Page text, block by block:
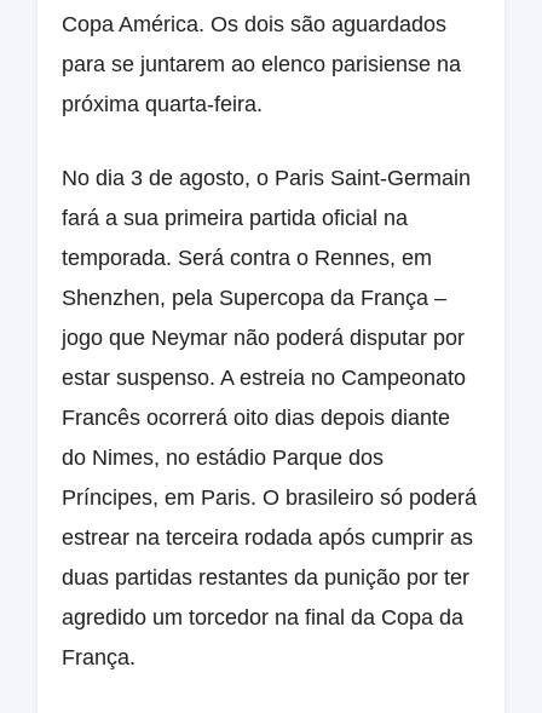
Copa América. Os dois são aguardados
para se juntarem ao elenco parisiense na
próxima quarta-feira.
No dia 3 de agosto, o Paris Saint-Germain
fará a sua primeira partida oficial na
temporada. Será contra o Rennes, em
Shenzhen, pela Supercopa da França –
jogo que Neymar não poderá disputar por
estar suspenso. A estreia no Campeonato
Francês ocorrerá oito dias depois diante
do Nimes, no estádio Parque dos
Príncipes, em Paris. O brasileiro só poderá
estrear na terceira rodada após cumprir as
duas partidas restantes da punição por ter
agredido um torcedor na final da Copa da
França.